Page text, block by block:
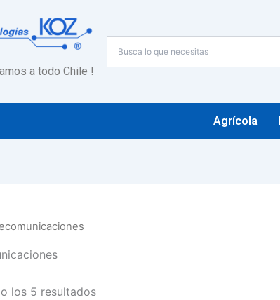
a todo Chile !
Agrícola
los 5 resultados
alto